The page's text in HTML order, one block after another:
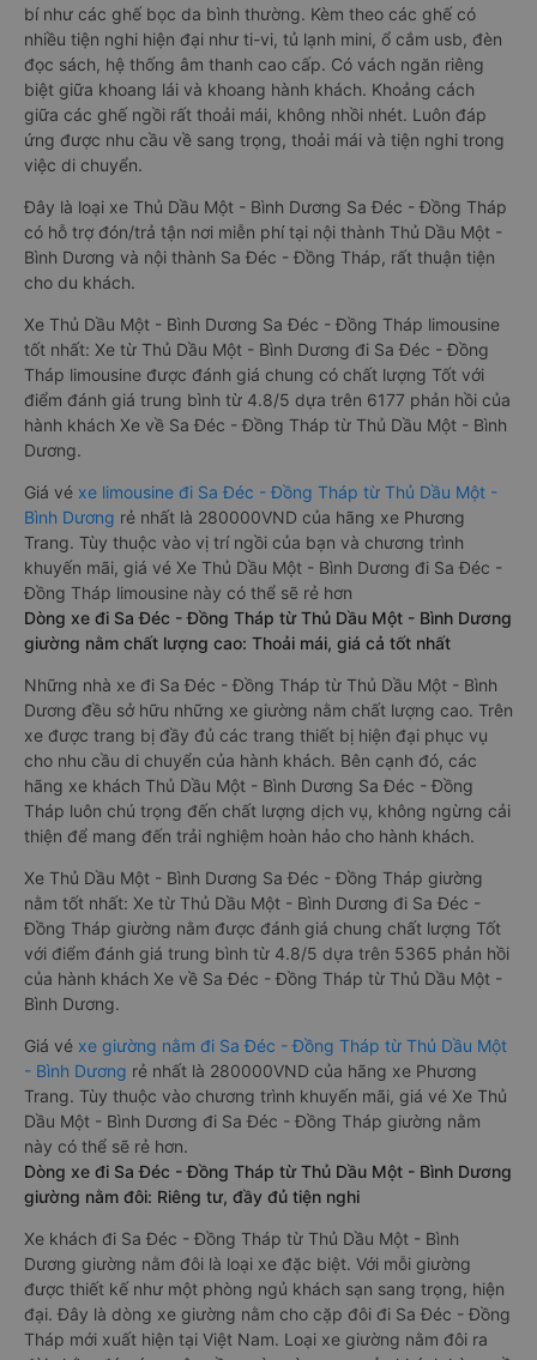
bí như các ghế bọc da bình thường. Kèm theo các ghế có
nhiều tiện nghi hiện đại như ti-vi, tủ lạnh mini, ổ cắm usb, đèn
đọc sách, hệ thống âm thanh cao cấp. Có vách ngăn riêng
biệt giữa khoang lái và khoang hành khách. Khoảng cách
giữa các ghế ngồi rất thoải mái, không nhồi nhét. Luôn đáp
ứng được nhu cầu về sang trọng, thoải mái và tiện nghi trong
việc di chuyển.
Đây là loại xe Thủ Dầu Một - Bình Dương Sa Đéc - Đồng Tháp
có hỗ trợ đón/trả tận nơi miễn phí tại nội thành Thủ Dầu Một -
Bình Dương và nội thành Sa Đéc - Đồng Tháp, rất thuận tiện
cho du khách.
Xe Thủ Dầu Một - Bình Dương Sa Đéc - Đồng Tháp limousine
tốt nhất: Xe từ Thủ Dầu Một - Bình Dương đi Sa Đéc - Đồng
Tháp limousine được đánh giá chung có chất lượng Tốt với
điểm đánh giá trung bình từ 4.8/5 dựa trên 6177 phản hồi của
hành khách Xe về Sa Đéc - Đồng Tháp từ Thủ Dầu Một - Bình
Dương.
Giá vé xe limousine đi Sa Đéc - Đồng Tháp từ Thủ Dầu Một -
Bình Dương rẻ nhất là 280000VND của hãng xe Phương
Trang. Tùy thuộc vào vị trí ngồi của bạn và chương trình
khuyến mãi, giá vé Xe Thủ Dầu Một - Bình Dương đi Sa Đéc -
Đồng Tháp limousine này có thể sẽ rẻ hơn
Dòng xe đi Sa Đéc - Đồng Tháp từ Thủ Dầu Một - Bình Dương
giường nằm chất lượng cao: Thoải mái, giá cả tốt nhất
Những nhà xe đi Sa Đéc - Đồng Tháp từ Thủ Dầu Một - Bình
Dương đều sở hữu những xe giường nằm chất lượng cao. Trên
xe được trang bị đầy đủ các trang thiết bị hiện đại phục vụ
cho nhu cầu di chuyển của hành khách. Bên cạnh đó, các
hãng xe khách Thủ Dầu Một - Bình Dương Sa Đéc - Đồng
Tháp luôn chú trọng đến chất lượng dịch vụ, không ngừng cải
thiện để mang đến trải nghiệm hoàn hảo cho hành khách.
Xe Thủ Dầu Một - Bình Dương Sa Đéc - Đồng Tháp giường
nằm tốt nhất: Xe từ Thủ Dầu Một - Bình Dương đi Sa Đéc -
Đồng Tháp giường nằm được đánh giá chung chất lượng Tốt
với điểm đánh giá trung bình từ 4.8/5 dựa trên 5365 phản hồi
của hành khách Xe về Sa Đéc - Đồng Tháp từ Thủ Dầu Một -
Bình Dương.
Giá vé xe giường nằm đi Sa Đéc - Đồng Tháp từ Thủ Dầu Một
- Bình Dương rẻ nhất là 280000VND của hãng xe Phương
Trang. Tùy thuộc vào chương trình khuyến mãi, giá vé Xe Thủ
Dầu Một - Bình Dương đi Sa Đéc - Đồng Tháp giường nằm
này có thể sẽ rẻ hơn.
Dòng xe đi Sa Đéc - Đồng Tháp từ Thủ Dầu Một - Bình Dương
giường nằm đôi: Riêng tư, đầy đủ tiện nghi
Xe khách đi Sa Đéc - Đồng Tháp từ Thủ Dầu Một - Bình
Dương giường nằm đôi là loại xe đặc biệt. Với mỗi giường
được thiết kế như một phòng ngủ khách sạn sang trọng, hiện
đại. Đây là dòng xe giường nằm cho cặp đôi đi Sa Đéc - Đồng
Tháp mới xuất hiện tại Việt Nam. Loại xe giường nằm đôi ra